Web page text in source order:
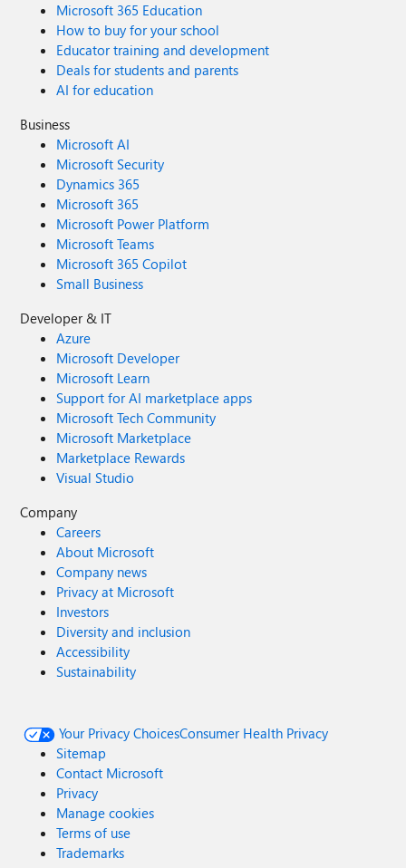
Microsoft 365 Education
How to buy for your school
Educator training and development
Deals for students and parents
AI for education
Business
Microsoft AI
Microsoft Security
Dynamics 365
Microsoft 365
Microsoft Power Platform
Microsoft Teams
Microsoft 365 Copilot
Small Business
Developer & IT
Azure
Microsoft Developer
Microsoft Learn
Support for AI marketplace apps
Microsoft Tech Community
Microsoft Marketplace
Marketplace Rewards
Visual Studio
Company
Careers
About Microsoft
Company news
Privacy at Microsoft
Investors
Diversity and inclusion
Accessibility
Sustainability
Your Privacy ChoicesConsumer Health Privacy
Sitemap
Contact Microsoft
Privacy
Manage cookies
Terms of use
Trademarks